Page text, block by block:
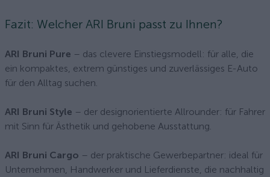
Fazit: Welcher ARI Bruni passt zu Ihnen?
ARI Bruni Pure – das clevere Einstiegsmodell: für alle, die
ein kompaktes, extrem günstiges und zuverlässiges E-Auto
für den Alltag suchen.
ARI Bruni Style – der designorientierte Allrounder: für Fahrer
mit Sinn für Ästhetik und gehobene Ausstattung.
ARI Bruni Cargo – der praktische Gewerbepartner: ideal für
Unternehmen, Handwerker und Lieferdienste, die nachhaltig